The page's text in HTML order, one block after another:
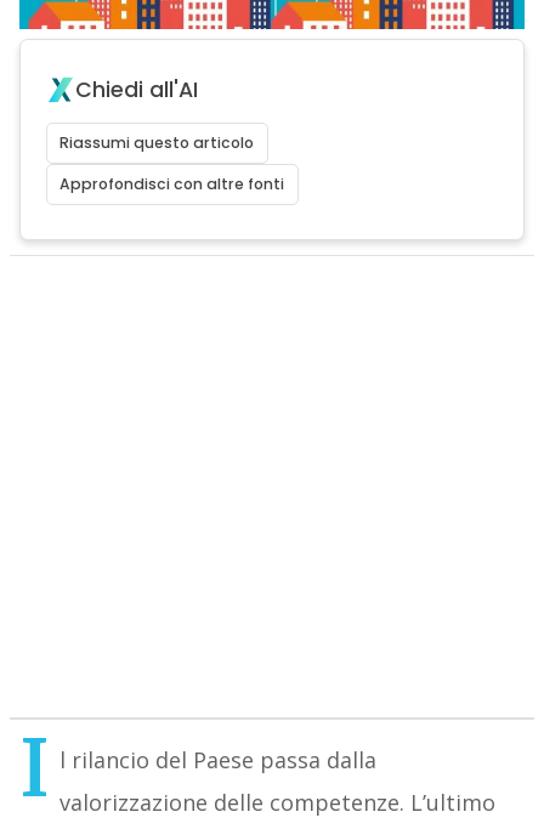
Chiedi all'AI
Riassumi questo articolo
Approfondisci con altre fonti
I l rilancio del Paese passa dalla
valorizzazione delle competenze. L’ultimo